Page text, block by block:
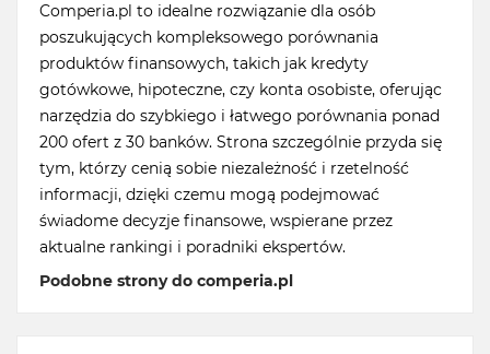
Comperia.pl to idealne rozwiązanie dla osób
poszukujących kompleksowego porównania
produktów finansowych, takich jak kredyty
gotówkowe, hipoteczne, czy konta osobiste, oferując
narzędzia do szybkiego i łatwego porównania ponad
200 ofert z 30 banków. Strona szczególnie przyda się
tym, którzy cenią sobie niezależność i rzetelność
informacji, dzięki czemu mogą podejmować
świadome decyzje finansowe, wspierane przez
aktualne rankingi i poradniki ekspertów.
Podobne strony do comperia.pl